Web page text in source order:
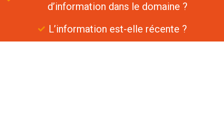
d’information dans le domaine ?
L’information est-elle récente ?